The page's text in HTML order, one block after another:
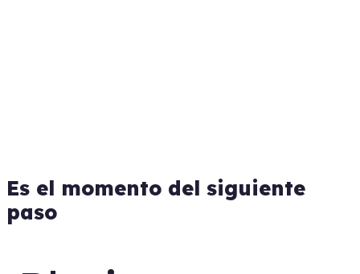
Es el momento del siguiente
paso